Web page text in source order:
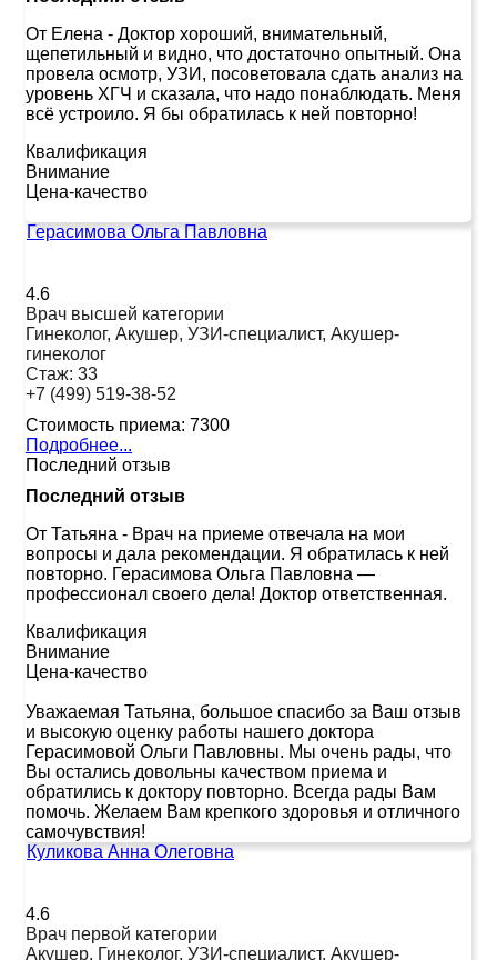
От Елена - Доктор хороший, внимательный,
щепетильный и видно, что достаточно опытный. Она
провела осмотр, УЗИ, посоветовала сдать анализ на
уровень ХГЧ и сказала, что надо понаблюдать. Меня
всё устроило. Я бы обратилась к ней повторно!
Квалификация
Внимание
Цена-качество
Герасимова Ольга Павловна
4.6
Врач высшей категории
Гинеколог, Акушер, УЗИ-специалист, Акушер-
гинеколог
Стаж: 33
+7 (499) 519-38-52
Стоимость приема: 7300
Подробнее...
Последний отзыв
Последний отзыв
От Татьяна - Врач на приеме отвечала на мои
вопросы и дала рекомендации. Я обратилась к ней
повторно. Герасимова Ольга Павловна —
профессионал своего дела! Доктор ответственная.
Квалификация
Внимание
Цена-качество
Уважаемая Татьяна, большое спасибо за Ваш отзыв
и высокую оценку работы нашего доктора
Герасимовой Ольги Павловны. Мы очень рады, что
Вы остались довольны качеством приема и
обратились к доктору повторно. Всегда рады Вам
помочь. Желаем Вам крепкого здоровья и отличного
самочувствия!
Куликова Анна Олеговна
4.6
Врач первой категории
Акушер, Гинеколог, УЗИ-специалист, Акушер-